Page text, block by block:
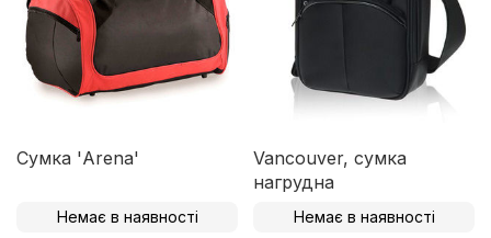
Сумка 'Arena'
Немає в наявності
Vancouver, сумка
нагрудна
Немає в наявності